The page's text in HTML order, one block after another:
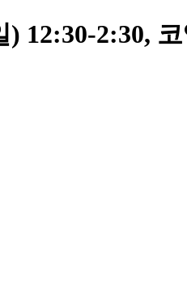
12:30-2:30,